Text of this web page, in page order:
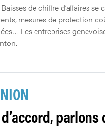
Baisses de chiffre d’affaires
mesures de protection
Les entreprises
d’accord,